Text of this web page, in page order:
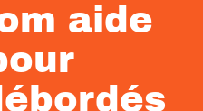
aide